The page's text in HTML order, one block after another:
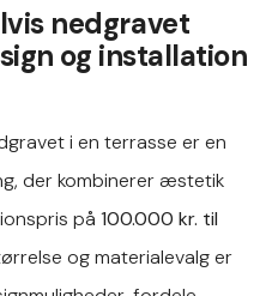
nedgravet
og installation
i en terrasse er en
der kombinerer æstetik
på 100.000 kr. til
og materialevalg er